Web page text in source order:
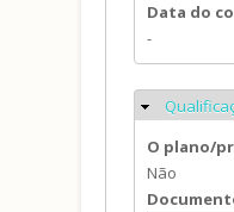
Data do
-
Ocultar
O plano/
Não